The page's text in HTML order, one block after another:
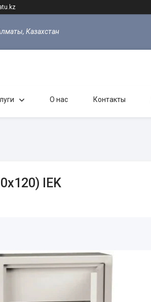
Казахстан
О нас Контакты
IEK